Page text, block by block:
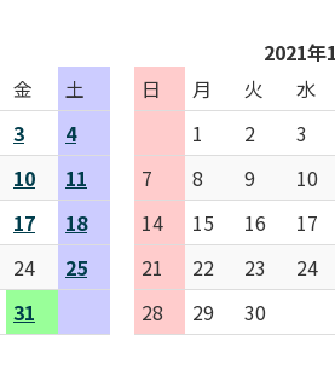
金
土
3
4
10
11
17
18
24
25
31
2021年
日
月 火 水
1
2 3
7
8 9 10
14
15 16 17
21
22 23 24
28
29 30